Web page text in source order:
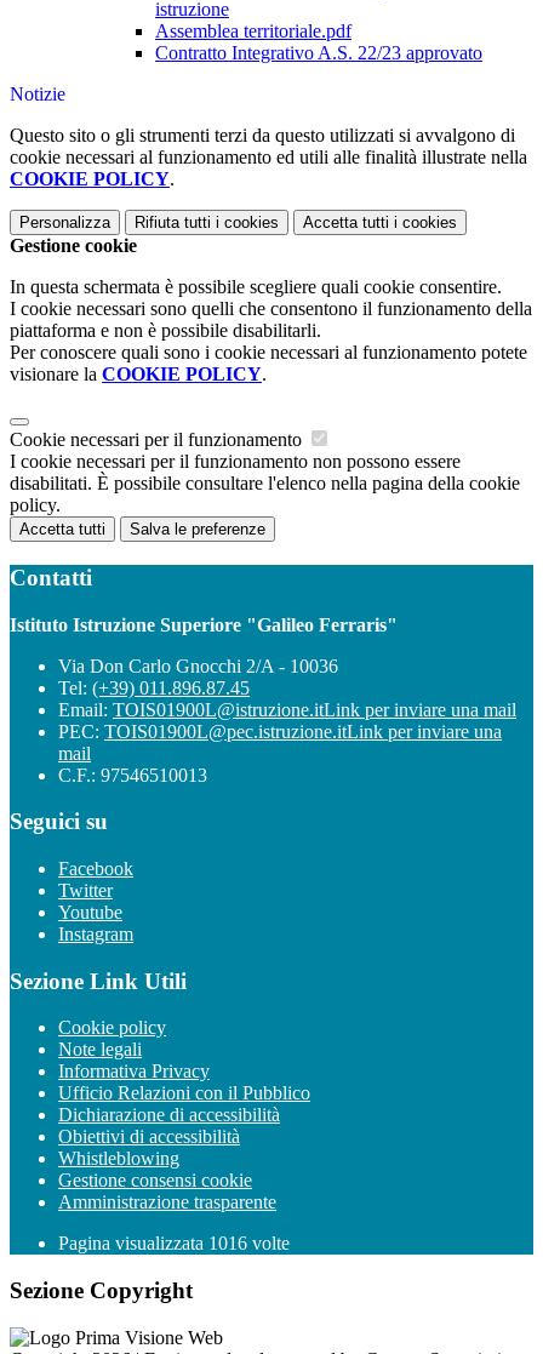
istruzione
Assemblea territoriale.pdf
Contratto Integrativo A.S. 22/23 approvato
Notizie
Questo sito o gli strumenti terzi da questo utilizzati si avvalgono di
cookie necessari al funzionamento ed utili alle finalità illustrate nella
COOKIE POLICY.
Personalizza Rifiuta tutti i cookies Accetta tutti i cookies
Gestione cookie
In questa schermata è possibile scegliere quali cookie consentire.
I cookie necessari sono quelli che consentono il funzionamento della
piattaforma e non è possibile disabilitarli.
Per conoscere quali sono i cookie necessari al funzionamento potete
visionare la COOKIE POLICY.
Cookie necessari per il funzionamento
I cookie necessari per il funzionamento non possono essere
disabilitati. È possibile consultare l'elenco nella pagina della cookie
policy.
Accetta tutti Salva le preferenze
Contatti
Istituto Istruzione Superiore "Galileo Ferraris"
Via Don Carlo Gnocchi 2/A - 10036
Tel: (+39) 011.896.87.45
Email: TOIS01900L@istruzione.itLink per inviare una mail
PEC: TOIS01900L@pec.istruzione.itLink per inviare una
mail
C.F.: 97546510013
Seguici su
Facebook
Twitter
Youtube
Instagram
Sezione Link Utili
Cookie policy
Note legali
Informativa Privacy
Ufficio Relazioni con il Pubblico
Dichiarazione di accessibilità
Obiettivi di accessibilità
Whistleblowing
Gestione consensi cookie
Amministrazione trasparente
Pagina visualizzata 1016 volte
Sezione Copyright